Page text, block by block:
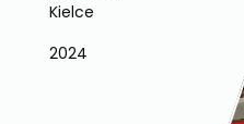
Kielce
2024